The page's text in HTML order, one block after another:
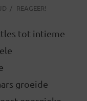
REAGEER!
tot intieme
groeide